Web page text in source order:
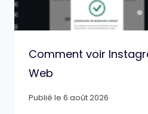
Comment voir
Web
Publié le 6 août 2026